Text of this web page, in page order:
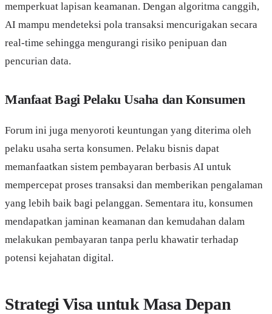
memperkuat lapisan keamanan. Dengan algoritma canggih,
AI mampu mendeteksi pola transaksi mencurigakan secara
real-time sehingga mengurangi risiko penipuan dan
pencurian data.
Manfaat Bagi Pelaku Usaha dan Konsumen
Forum ini juga menyoroti keuntungan yang diterima oleh
pelaku usaha serta konsumen. Pelaku bisnis dapat
memanfaatkan sistem pembayaran berbasis AI untuk
mempercepat proses transaksi dan memberikan pengalaman
yang lebih baik bagi pelanggan. Sementara itu, konsumen
mendapatkan jaminan keamanan dan kemudahan dalam
melakukan pembayaran tanpa perlu khawatir terhadap
potensi kejahatan digital.
Strategi Visa untuk Masa Depan